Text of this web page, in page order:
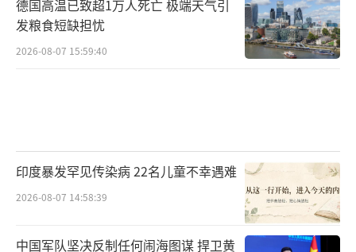
-47这种高依赖型项目一拖再拖。
时间的拖延，对中方无疑更为有利。越晚
位。
美方的“技术自救”之路：代价几何？
当然，作为全球军事工业最发达的国家，
德国高温已致超1万人死亡 极端天气引
发粮食短缺担忧
2026-08-07 15:59:40
印度暴发罕见传染病 22名儿童不幸遇难
2026-08-07 14:58:39
中国军队坚决反制任何闹海图谋 捍卫黄